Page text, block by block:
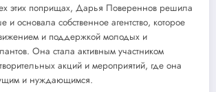
этих поприщах, Дарья Повереннов решила
основала собственное агентство, которое
и поддержкой молодых и
Она стала активным участником
акций и мероприятий, где она
и нуждающимся.